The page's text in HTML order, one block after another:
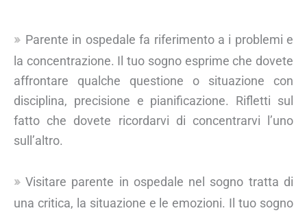
Parente in ospedale fa riferimento a i problemi e
la concentrazione. Il tuo sogno esprime che dovete
affrontare qualche questione o situazione con
disciplina, precisione e pianificazione. Rifletti sul
fatto che dovete ricordarvi di concentrarvi l’uno
sull’altro.
Visitare parente in ospedale nel sogno tratta di
una critica, la situazione e le emozioni. Il tuo sogno